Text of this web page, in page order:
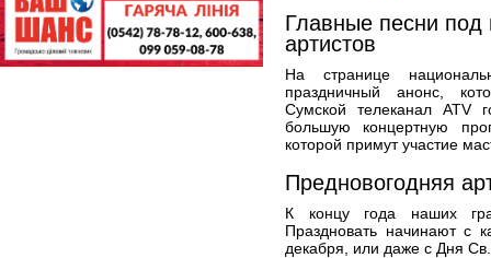
Главные песни под
артистов
На странице
праздничный анонс,
Сумской телеканал ATV
большую концертную
которой примут участие
Предновогодняя
К концу года наших
Праздновать начинают с
декабря, или даже с Дня